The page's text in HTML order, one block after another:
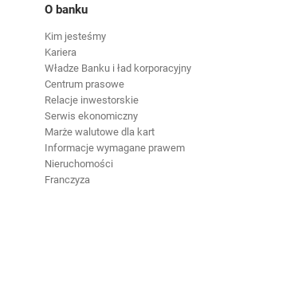
O banku
Kim jesteśmy
Kariera
Władze Banku i ład korporacyjny
Centrum prasowe
Relacje inwestorskie
Serwis ekonomiczny
Marże walutowe dla kart
Informacje wymagane prawem
Nieruchomości
Franczyza